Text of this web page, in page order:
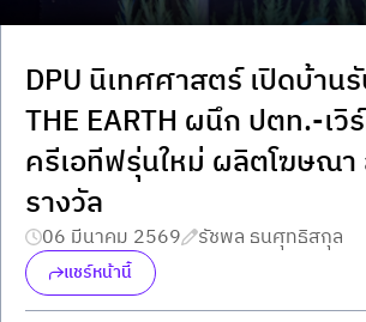
DPU นิเทศศาสตร์ เปิดบ้าน
THE EARTH ผนึก ปตท.-เ
ครีเอทีฟรุ่นใหม่ ผลิตโฆษณา
รางวัล
06 มีนาคม 2569 รัชพล ธนศุทธิสกุล
แชร์หน้านี้